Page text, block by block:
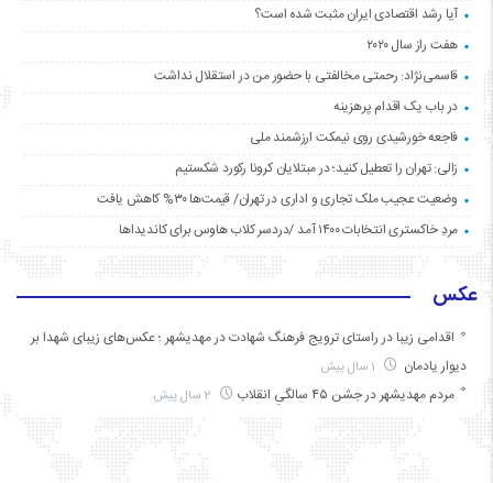
آیا رشد اقتصادی ایران مثبت شده است؟
هفت راز سال ۲۰۲۰
قاسمی‌نژاد: رحمتی مخالفتی با حضور من در استقلال نداشت
در باب یک اقدام پرهزینه
فاجعه خورشیدی روی نیمکت ارزشمند ملی
زالی: تهران را تعطیل کنید؛ در مبتلایان کرونا رکورد شکستیم
وضعیت عجیب ملک تجاری و اداری در تهران/ قیمت‌ها ۳۰% کاهش یافت
مردِ خاکستری انتخابات ۱۴۰۰ آمد /دردسر کلاب هاوس برای کاندیداها
عکس
اقدامی زیبا در راستای ترویج فرهنگ شهادت در مهدیشهر ؛ عکس‌های زیبای شهدا بر
دیوار یادمان
مردم مهدیشهر در جشن ۴۵ سالگیِ انقلاب